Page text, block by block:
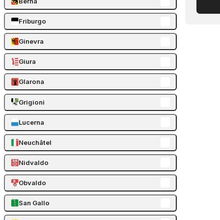
Friburgo
Ginevra
Giura
Glarona
Grigioni
Lucerna
Neuchâtel
Nidvaldo
Obvaldo
San Gallo